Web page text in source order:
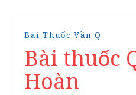
Bài Thuốc Vần Q
Bài thuốc
Hoàn